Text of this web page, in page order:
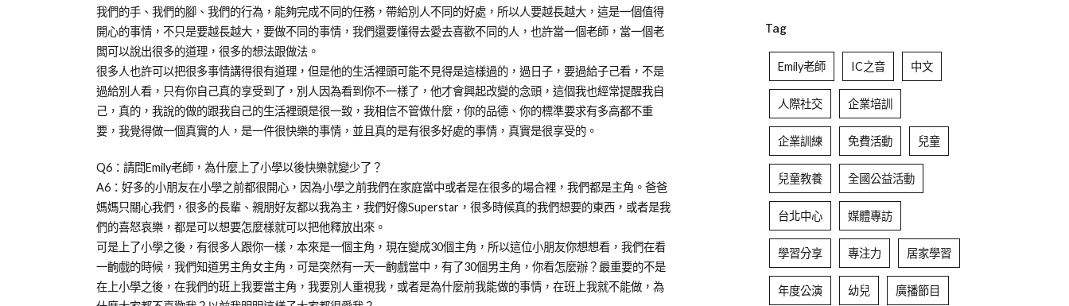
我們的手、我們的腳、我們的行為，能夠完成不同的任務，帶給別人不同的好處，所以人要越長越大，這是一個值得
開心的事情，不只是要越長越大，要做不同的事情，我們還要懂得去愛去喜歡不同的人，也許當一個老師，當一個老
闆可以說出很多的道理，很多的想法跟做法。
很多人也許可以把很多事情講得很有道理，但是他的生活裡頭可能不見得是這樣過的，過日子，要過給子己看，不是
過給別人看，只有你自己真的享受到了，別人因為看到你不一樣了，他才會興起改變的念頭，這個我也經常提醒我自
己，真的，我說的做的跟我自己的生活裡頭是很一致，我相信不管做什麼，你的品德、你的標準要求有多高都不重
要，我覺得做一個真實的人，是一件很快樂的事情，並且真的是有很多好處的事情，真實是很享受的。
Q6：請問Emily老師，為什麼上了小學以後快樂就變少了？
A6：好多的小朋友在小學之前都很開心，因為小學之前我們在家庭當中或者是在很多的場合裡，我們都是主角。爸爸
媽媽只關心我們，很多的長輩、親朋好友都以我為主，我們好像Superstar，很多時候真的我們想要的東西，或者是我
們的喜怒哀樂，都是可以想要怎麼樣就可以把他釋放出來。
可是上了小學之後，有很多人跟你一樣，本來是一個主角，現在變成30個主角，所以這位小朋友你想想看，我們在看
一齣戲的時候，我們知道男主角女主角，可是突然有一天一齣戲當中，有了30個男主角，你看怎麼辦？最重要的不是
在上小學之後，在我們的班上我要當主角，我要別人重視我，或者是為什麼前我能做的事情，在班上我就不能做，為
Tag
Emily老師 IC之音 中文
人際社交 企業培訓
企業訓練 免費活動 兒童
兒童教養 全國公益活動
台北中心 媒體專訪
學習分享 專注力 居家學習
年度公演 幼兒 廣播節目